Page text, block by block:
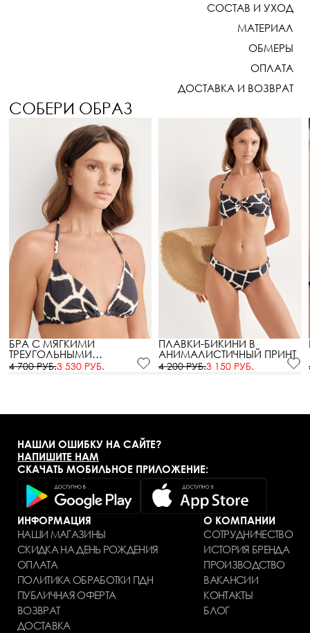
СОСТАВ И УХОД
МАТЕРИАЛ
ОБМЕРЫ
ОПЛАТА
ДОСТАВКА И ВОЗВРАТ
СОБЕРИ ОБРАЗ
БРА С МЯГКИМИ
ТРЕУГОЛЬНЫМИ
ЧАШЕЧКАМИ В
4 700 РУБ.3 530 РУБ.
ПЛАВКИ-БИКИНИ В
АНИМАЛИСТИЧНЫЙ ПРИНТ
4 200 РУБ.3 150 РУБ.
НАШЛИ ОШИБКУ НА САЙТЕ?
НАПИШИТЕ НАМ
СКАЧАТЬ МОБИЛЬНОЕ ПРИЛОЖЕНИЕ:
ИНФОРМАЦИЯ
НАШИ МАГАЗИНЫ
СКИДКА НА ДЕНЬ РОЖДЕНИЯ
ОПЛАТА
ПОЛИТИКА ОБРАБОТКИ ПДН
ПУБЛИЧНАЯ ОФЕРТА
ВОЗВРАТ
ДОСТАВКА
О КОМПАНИИ
СОТРУДНИЧЕСТВО
ИСТОРИЯ БРЕНДА
ПРОИЗВОДСТВО
ВАКАНСИИ
КОНТАКТЫ
БЛОГ